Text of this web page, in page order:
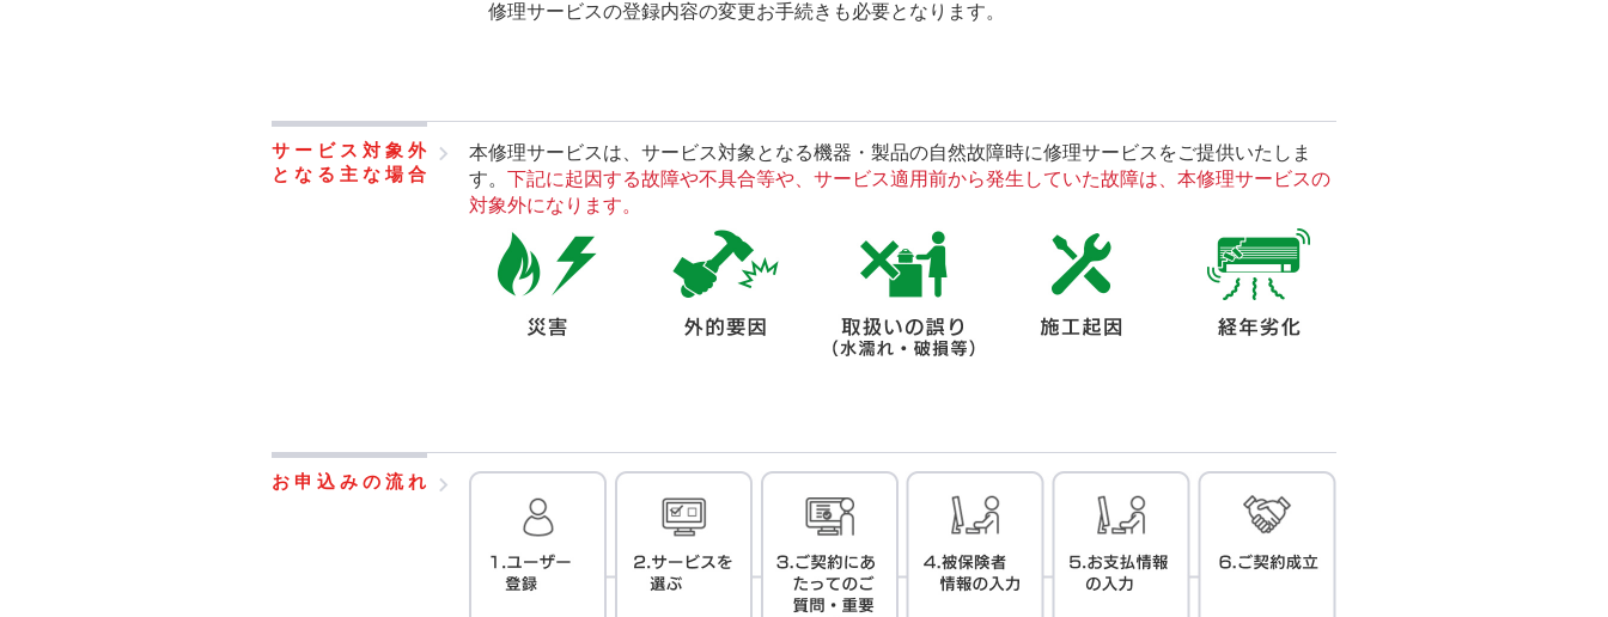
修理サービスの登録内容の変更お手続きも必要となります。
サービス対象外
となる主な場合
本修理サービスは、サービス対象となる機器・製品の自然故障時に修理サービスをご提供いたしま
す。 下記に起因する故障や不具合等や、サービス適用前から発生していた故障は、本修理サービスの
対象外になります。
お申込みの流れ